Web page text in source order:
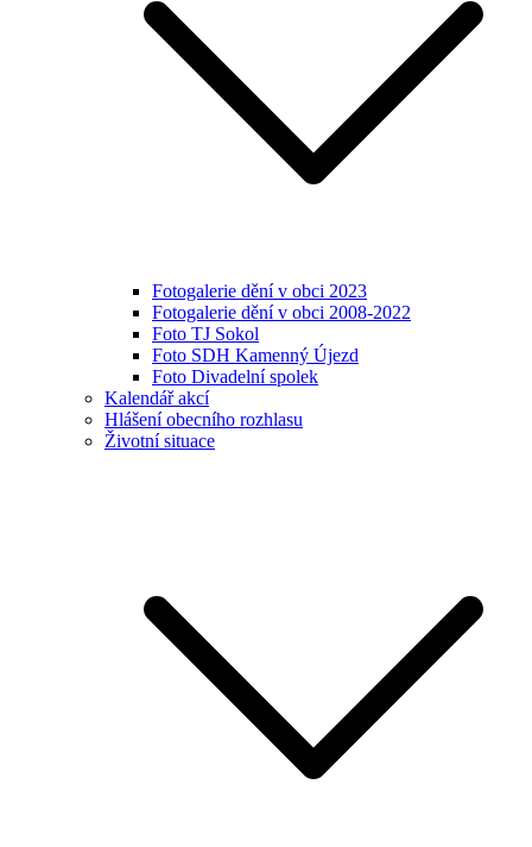
Fotogalerie dění v obci 2023
Fotogalerie dění v obci 2008-2022
Foto TJ Sokol
Foto SDH Kamenný Újezd
Foto Divadelní spolek
Kalendář akcí
Hlášení obecního rozhlasu
Životní situace